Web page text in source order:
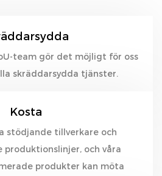
team gör det möjligt för oss
skräddarsydda tjänster.
Kosta
stödjande tillverkare och
och våra
produkter kan möta